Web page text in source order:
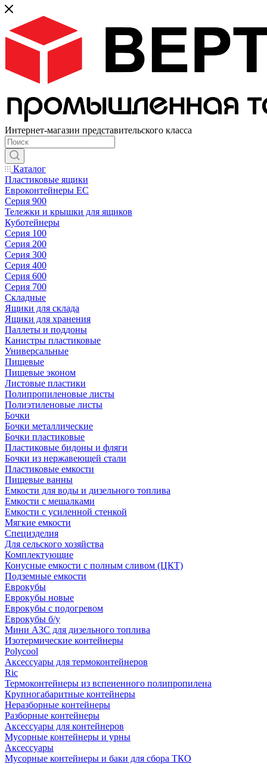
Интернет-магазин представительского класса
Каталог
Пластиковые ящики
Евроконтейнеры ЕС
Серия 900
Тележки и крышки для ящиков
Куботейнеры
Серия 100
Серия 200
Серия 300
Серия 400
Серия 600
Серия 700
Складные
Ящики для склада
Ящики для хранения
Паллеты и поддоны
Канистры пластиковые
Универсальные
Пищевые
Пищевые эконом
Листовые пластики
Полипропиленовые листы
Полиэтиленовые листы
Бочки
Бочки металлические
Бочки пластиковые
Пластиковые бидоны и фляги
Бочки из нержавеющей стали
Пластиковые емкости
Пищевые ванны
Емкости для воды и дизельного топлива
Емкости с мешалками
Емкости с усиленной стенкой
Мягкие емкости
Специзделия
Для сельского хозяйства
Комплектующие
Конусные емкости с полным сливом (ЦКТ)
Подземные емкости
Еврокубы
Еврокубы новые
Еврокубы с подогревом
Еврокубы б/у
Мини АЗС для дизельного топлива
Изотермические контейнеры
Polycool
Аксессуары для термоконтейнеров
Ric
Термоконтейнеры из вспененного полипропилена
Крупногабаритные контейнеры
Неразборные контейнеры
Разборные контейнеры
Аксессуары для контейнеров
Мусорные контейнеры и урны
Аксессуары
Мусорные контейнеры и баки для сбора ТКО